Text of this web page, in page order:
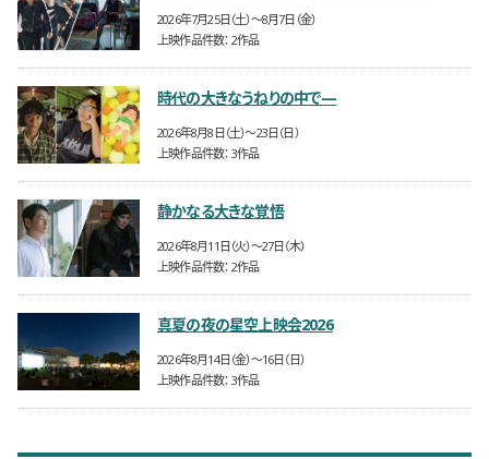
開催日時
2026年7月25日（土）〜8月7日（金）
上映作品件数 2作品
時代の大きなうねりの中で—
開催日時
2026年8月8日（土）〜23日（日）
上映作品件数 3作品
静かなる大きな覚悟
開催日時
2026年8月11日（火）〜27日（木）
上映作品件数 2作品
真夏の夜の星空上映会2026
開催日時
2026年8月14日（金）〜16日（日）
上映作品件数 3作品